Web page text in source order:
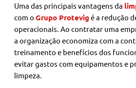
Uma das principais vantagens da
com oGrupo Protevig é a redução
operacionais. Ao contratar uma
a organização economiza com a
treinamento e benefícios dos
evitar gastos com equipamentos e
limpeza.